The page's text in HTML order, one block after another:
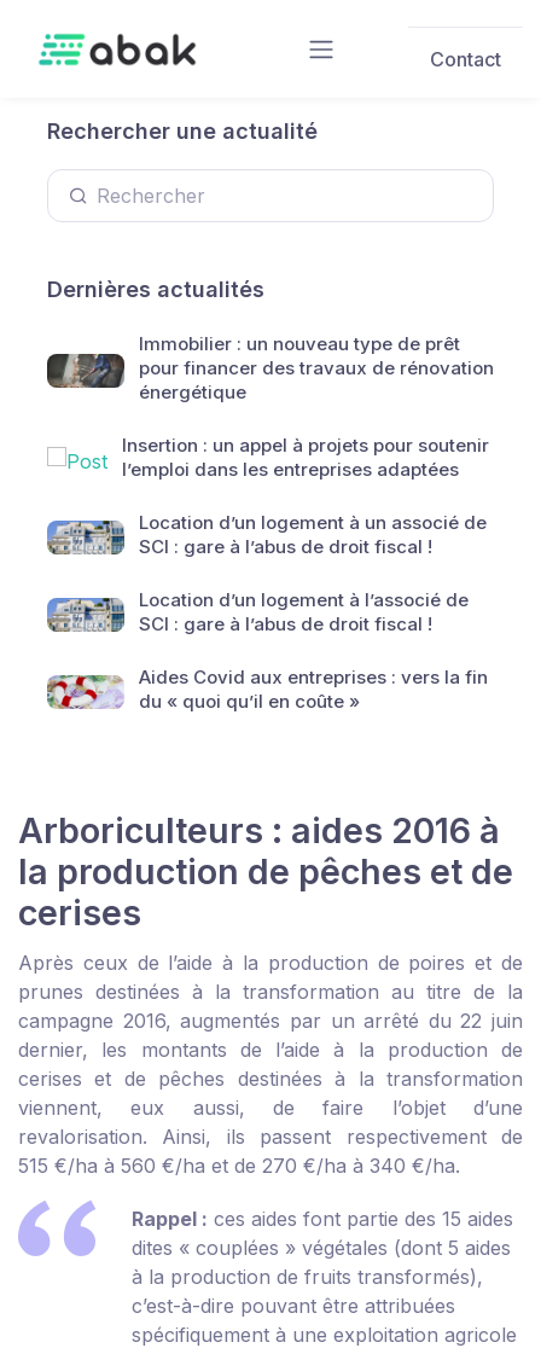
Contact
Rechercher une actualité
Dernières actualités
Immobilier : un nouveau type de prêt
pour financer des travaux de rénovation
énergétique
Insertion : un appel à projets pour soutenir
l’emploi dans les entreprises adaptées
Location d’un logement à un associé de
SCI : gare à l’abus de droit fiscal !
Location d’un logement à l’associé de
SCI : gare à l’abus de droit fiscal !
Aides Covid aux entreprises : vers la fin
du « quoi qu’il en coûte »
Arboriculteurs : aides 2016 à
la production de pêches et de
cerises
Après ceux de l’aide à la production de poires et de
prunes destinées à la transformation au titre de la
campagne 2016, augmentés par un arrêté du 22 juin
dernier, les montants de l’aide à la production de
cerises et de pêches destinées à la transformation
viennent, eux aussi, de faire l’objet d’une
revalorisation. Ainsi, ils passent respectivement de
515 €/ha à 560 €/ha et de 270 €/ha à 340 €/ha.
Rappel : ces aides font partie des 15 aides
dites « couplées » végétales (dont 5 aides
à la production de fruits transformés),
c’est-à-dire pouvant être attribuées
spécifiquement à une exploitation agricole